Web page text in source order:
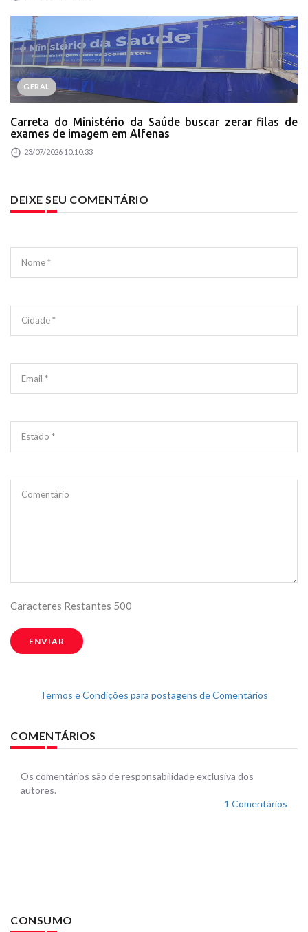
GERAL
Carreta do Ministério da Saúde buscar zerar filas de
exames de imagem em Alfenas
23/07/2026 10:10:33
DEIXE SEU COMENTÁRIO
Nome *
Cidade *
Email *
Estado *
Comentário
Caracteres Restantes 500
ENVIAR
Termos e Condições para postagens de Comentários
COMENTÁRIOS
Os comentários são de responsabilidade exclusiva dos
autores.
1 Comentários
CONSUMO